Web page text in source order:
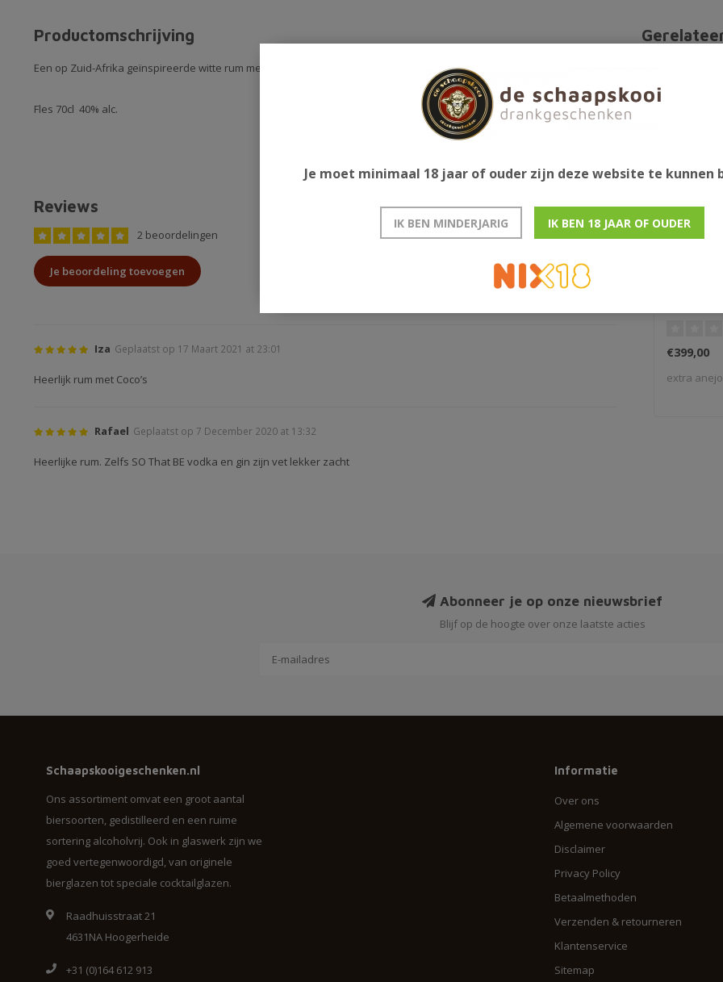
Productomschrijving
Een op Zuid-Afrika geïnspireerde witte rum met een aroma van kokos. Drink hem puur of in de mix met een frisdrank.
Fles 70cl 40% alc.
Reviews
2 beoordelingen
Je beoordeling toevoegen
Iza Geplaatst op 17 Maart 2021 at 23:01
Heerlijk rum met Coco’s
Rafael Geplaatst op 7 December 2020 at 13:32
Heerlijke rum. Zelfs SO That BE vodka en gin zijn vet lekker zacht
€399,00
extra
Abonneer je op onze nieuwsbrief
Blijf op de hoogte over onze laatste acties
Schaapskooigeschenken.nl
Ons assortiment omvat een groot aantal
biersoorten, gedistilleerd en een ruime
sortering alcoholvrij. Ook in glaswerk zijn we
goed vertegenwoordigd, van originele
bierglazen tot speciale cocktailglazen.
Raadhuisstraat 21
4631NA Hoogerheide
+31 (0)164 612 913
Informatie
Over ons
Algemene voorwaarden
Disclaimer
Privacy Policy
Betaalmethoden
Verzenden & retourneren
Klantenservice
Sitemap
Je moet minimaal 18 jaar of ouder zijn deze website te kunnen
IK BEN MINDERJARIG IK BEN 18 JAAR OF OUDER